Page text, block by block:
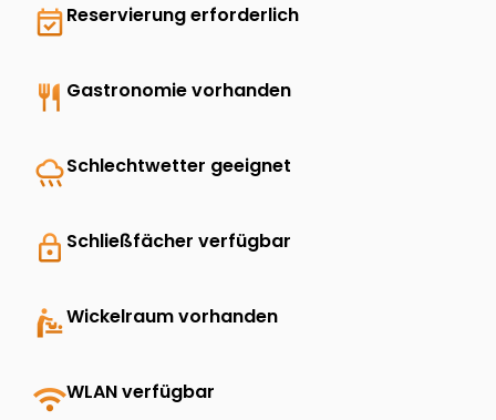
event_availableReservierung erforderlich
restaurant Gastronomie vorhanden
rainySchlechtwetter geeignet
lock Schließfächer verfügbar
baby_changing_stationWickelraum vorhanden
wifiWLAN verfügbar